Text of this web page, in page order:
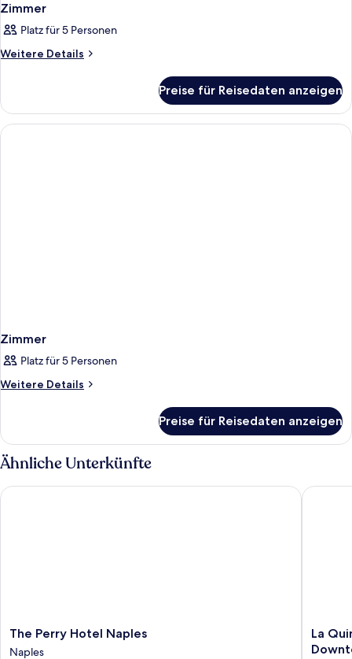
Zimmer
Platz für 5 Personen
Weitere Details
Weitere
Preise für Reisedaten anzeigen
Zimmer
Platz für 5 Personen
Weitere Details
Weitere
Preise für Reisedaten anzeigen
Ähnliche Unterkünfte
The
Perry
The Perry Hotel Naples
Naples
The Perry Hotel Naples
La
Quinta
La
La